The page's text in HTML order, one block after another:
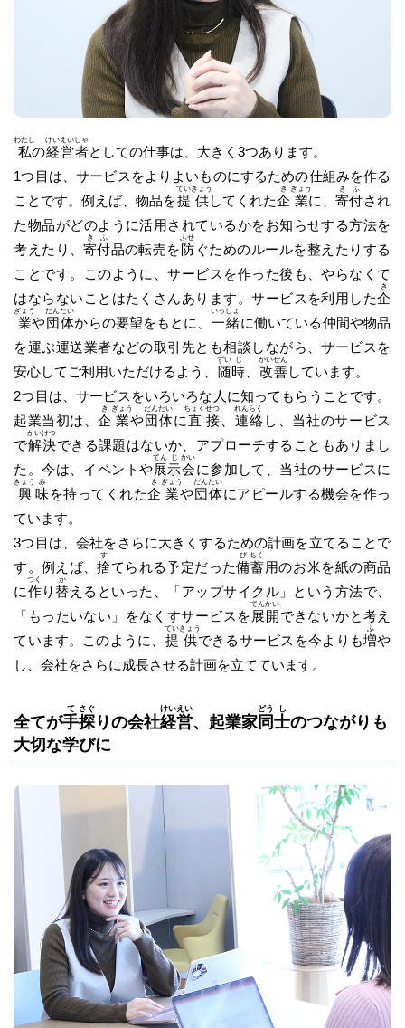
私
わたし
の経
けい
営
えい
者
しゃ
としての仕事は、大きく3つあります。
1つ目は、サービスをよりよいものにするための仕組みを作る
ことです。例えば、物品を提
てい
供
きょう
してくれた企
き
業
ぎょう
に、寄
き
付
ふ
され
た物品がどのように活用されているかをお知らせする方法を
考えたり、寄
き
付
ふ
品の転売を防
ふせ
ぐためのルールを整えたりする
ことです。このように、サービスを作った後も、やらなくて
はならないことはたくさんあります。サービスを利用した企
き
業
ぎょう
や団
だん
体
たい
からの要望をもとに、 一
いっ
緒
しょ
に働いている仲間や物品
を運ぶ運送業者などの取引先とも相談しながら、サービスを
安心してご利用いただけるよう、 随
ずい
時
じ
改
かい
善
ぜん
しています。
2つ目は、サービスをいろいろな人に知ってもらうことです。
起業当初は、企
き
業
ぎょう
や団
だん
体
たい
に直
ちょく
接
せつ
連
れん
絡
らく
し、当社のサービス
で解
かい
決
けつ
できる課題はないか、アプローチすることもありまし
た。今は、イベントや展
てん
示
じ
会
かい
に参加して、当社のサービスに
興
きょう
味
み
を持ってくれた企
き
業
ぎょう
や団
だん
体
たい
にアピールする機会を作っ
ています。
3つ目は、会社をさらに大きくするための計画を立てることで
す。例えば、捨
す
てられる予定だった備
び
蓄
ちく
用のお米を紙の商品
に作
つく
り 替
か
えるといった、「アップサイクル」という方法で、
「もったいない」をなくすサービスを 展
てん
開
かい
できないかと考え
ています。このように、 提
てい
供
きょう
できるサービスを今よりも増
ふ
や
し、会社をさらに成長させる計画を立てています。
全てが手
て
探
さぐ
りの会社経
けい
営
えい
、起業家 同
どう
士
し
のつながりも
大切な学びに